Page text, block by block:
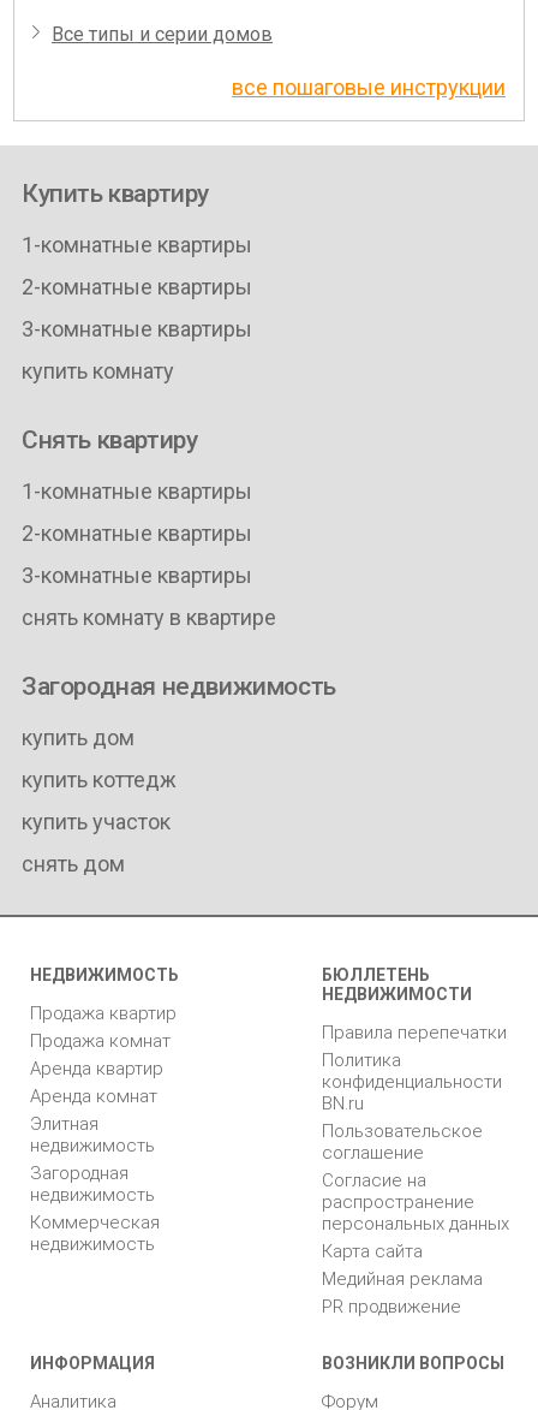
Все типы и серии домов
все пошаговые инструкции
Купить квартиру
1-комнатные квартиры
2-комнатные квартиры
3-комнатные квартиры
купить комнату
Снять квартиру
1-комнатные квартиры
2-комнатные квартиры
3-комнатные квартиры
снять комнату в квартире
Загородная недвижимость
купить дом
купить коттедж
купить участок
снять дом
НЕДВИЖИМОСТЬ
Продажа квартир
Продажа комнат
Аренда квартир
Аренда комнат
Элитная
недвижимость
Загородная
недвижимость
Коммерческая
недвижимость
БЮЛЛЕТЕНЬ
НЕДВИЖИМОСТИ
Правила перепечатки
Политика
конфиденциальности
BN.ru
Пользовательское
соглашение
Согласие на
распространение
персональных данных
Карта сайта
Медийная реклама
PR продвижение
ИНФОРМАЦИЯ
Аналитика
ВОЗНИКЛИ ВОПРОСЫ
Форум